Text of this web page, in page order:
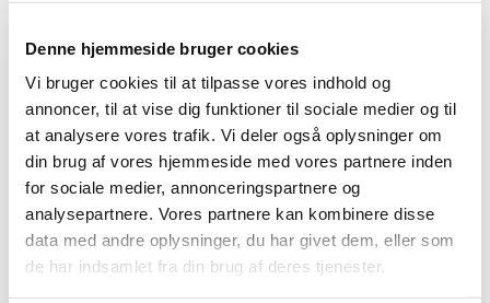
Denne hjemmeside bruger cookies
Vi bruger cookies til at tilpasse vores indhold og
annoncer, til at vise dig funktioner til sociale medier og til
at analysere vores trafik. Vi deler også oplysninger om
din brug af vores hjemmeside med vores partnere inden
for sociale medier, annonceringspartnere og
analysepartnere. Vores partnere kan kombinere disse
data med andre oplysninger, du har givet dem, eller som
de har indsamlet fra din brug af deres tjenester.
2021 (44)
2020 (62)
2019 (20)
2018 (37)
2017 (48)
2016 (43)
2013 (3)
2012 (11)